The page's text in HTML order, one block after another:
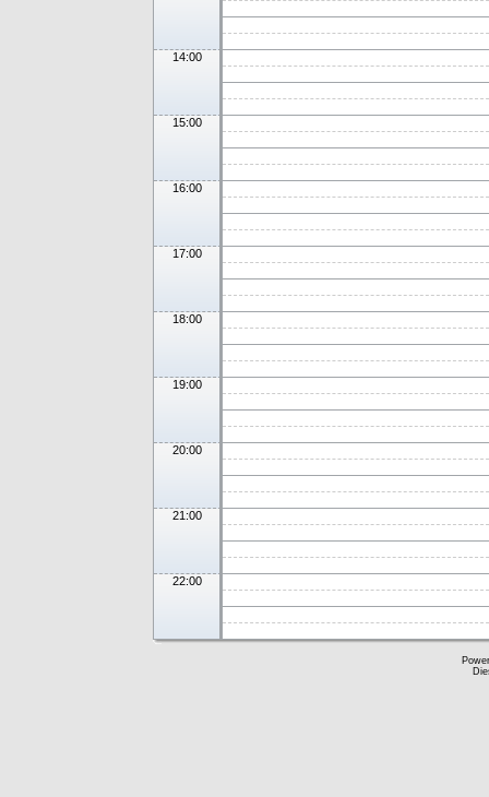
14:00
15:00
16:00
17:00
18:00
19:00
20:00
21:00
22:00